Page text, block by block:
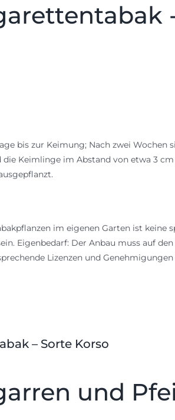
bis zur Keimung; Nach zwei Wochen
Keimlinge im Abstand von etwa 3
im eigenen Garten ist keine
Eigenbedarf: Der Anbau muss auf
Lizenzen und
– Sorte Korso
und